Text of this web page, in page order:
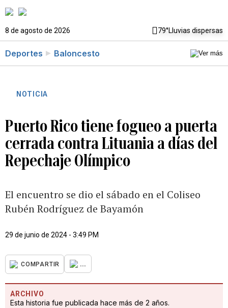
8 de agosto de 2026 79°Lluvias dispersas
Deportes Baloncesto
NOTICIA
Puerto Rico tiene fogueo a puerta
cerrada contra Lituania a días del
Repechaje Olímpico
El encuentro se dio el sábado en el Coliseo
Rubén Rodríguez de Bayamón
29 de junio de 2024 - 3:49 PM
COMPARTIR ...
ARCHIVO
Esta historia fue publicada hace más de 2 años.